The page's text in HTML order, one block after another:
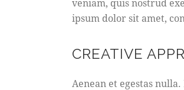
ipsum dolor sit amet,
CREATIVE
Aenean et egestas